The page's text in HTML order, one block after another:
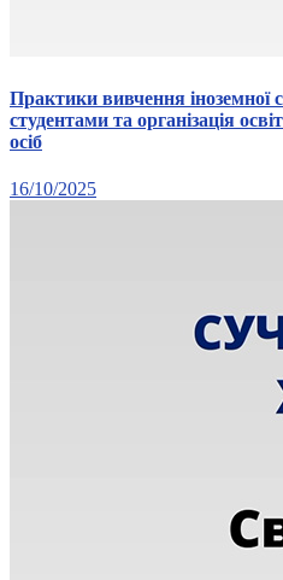
Практики вивчення іноземної
студентами та організація
осіб
16/10/2025